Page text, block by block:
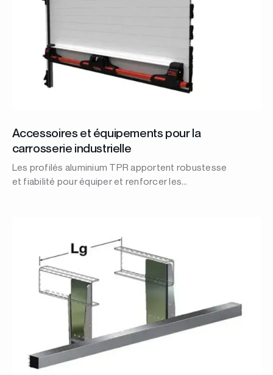
Accessoires et équipements pour la
carrosserie industrielle
Les profilés aluminium TPR apportent robustesse
et fiabilité pour équiper et renforcer les